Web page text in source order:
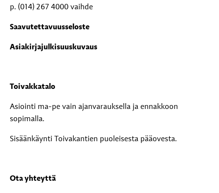
p. (014) 267 4000 vaihde
Saavutettavuusseloste
Asiakirjajulkisuuskuvaus
Toivakkatalo
Asiointi ma-pe vain ajanvarauksella ja ennakkoon
sopimalla.
Sisäänkäynti Toivakantien puoleisesta pääovesta.
Ota yhteyttä